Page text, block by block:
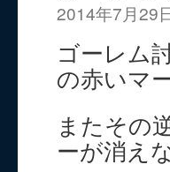
2014年7月29
ゴーレム
の赤いマ
またその
ーが消え